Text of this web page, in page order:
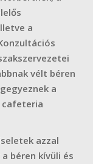
a
vélt béren
a
azzal
béren kívüli és